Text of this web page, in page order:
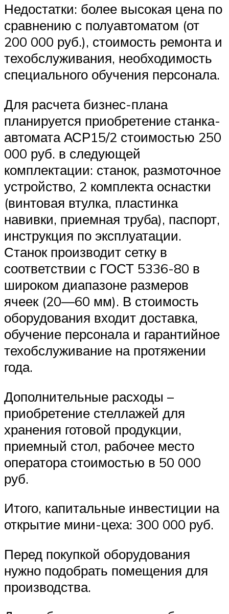
Недостатки: более высокая цена по
сравнению с полуавтоматом (от
200 000 руб.), стоимость ремонта и
техобслуживания, необходимость
специального обучения персонала.
Для расчета бизнес-плана
планируется приобретение станка-
автомата АСР15/2 стоимостью 250
000 руб. в следующей
комплектации: станок, размоточное
устройство, 2 комплекта оснастки
(винтовая втулка, пластинка
навивки, приемная труба), паспорт,
инструкция по эксплуатации.
Станок производит сетку в
соответствии с ГОСТ 5336-80 в
широком диапазоне размеров
ячеек (20—60 мм). В стоимость
оборудования входит доставка,
обучение персонала и гарантийное
техобслуживание на протяжении
года.
Дополнительные расходы –
приобретение стеллажей для
хранения готовой продукции,
приемный стол, рабочее место
оператора стоимостью в 50 000
руб.
Итого, капитальные инвестиции на
открытие мини-цеха: 300 000 руб.
Перед покупкой оборудования
нужно подобрать помещения для
производства.